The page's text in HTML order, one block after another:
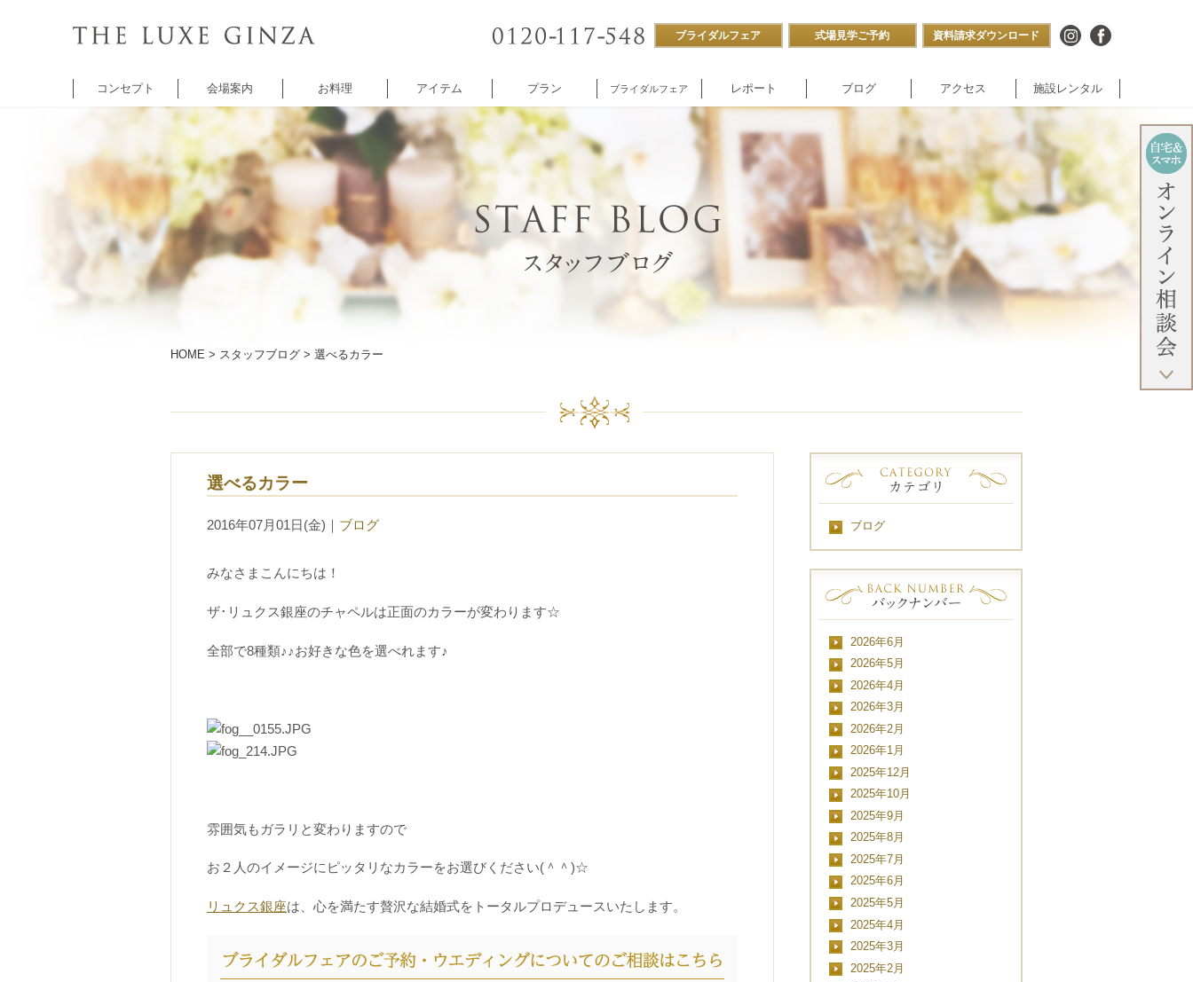
ブライダルフェア 式場見学ご予約 資料請求ダウンロード
コンセプト 会場案内
チャペル
バンケット
5thアベニュー
バンケット
シャンゼリゼ
アベニュー
レストラン
ANNOREVE
付帯設備
企業様向け
パーティ
施設内撮影貸し
お料理 アイテム プラン ブライダルフェア レポート ブログ アクセス 施設レンタル
HOME > スタッフブログ > 選べるカラー
選べるカラー
2016年07月01日(金) ｜ ブログ
みなさまこんにちは！
ザ･リュクス銀座のチャペルは正面のカラーが変わります☆
全部で8種類♪♪お好きな色を選べれます♪
雰囲気もガラリと変わりますので
お２人のイメージにピッタリなカラーをお選びください(＾＾)☆
リュクス銀座は、心を満たす贅沢な結婚式をトータルプロデュースいたします。
ブログ
2026年6月
2026年5月
2026年4月
2026年3月
2026年2月
2026年1月
2025年12月
2025年10月
2025年9月
2025年8月
2025年7月
2025年6月
2025年5月
2025年4月
2025年3月
2025年2月